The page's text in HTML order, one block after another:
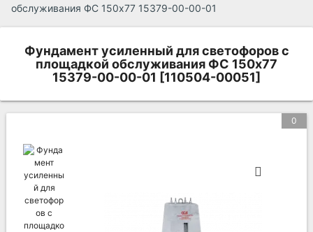
обслуживания ФС 150х77 15379-00-00-01
Фундамент усиленный для светофоров с
площадкой обслуживания ФС 150х77
15379-00-00-01 [110504-00051]
0